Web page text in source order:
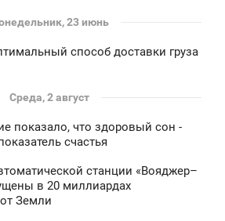
23 июнь
способ доставки груза
Среда, 2 август
показало, что здоровый сон -
счастья
станции «Вояджер–
в 20 миллиардах
Земли